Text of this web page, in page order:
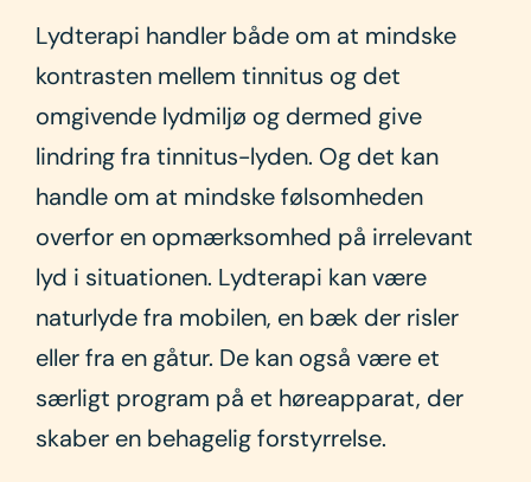
Lydterapi handler både om at mindske
kontrasten mellem tinnitus og det
omgivende lydmiljø og dermed give
lindring fra tinnitus-lyden. Og det kan
handle om at mindske følsomheden
overfor en opmærksomhed på irrelevant
lyd i situationen. Lydterapi kan være
naturlyde fra mobilen, en bæk der risler
eller fra en gåtur. De kan også være et
særligt program på et høreapparat, der
skaber en behagelig forstyrrelse.